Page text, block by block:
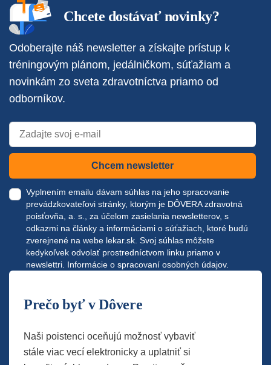
Chcete dostávať novinky?
Odoberajte náš newsletter a získajte prístup k
tréningovým plánom, jedálničkom, súťažiam a
novinkám zo sveta zdravotníctva priamo od
odborníkov.
Chcem newsletter
Vyplnením emailu dávam súhlas na jeho spracovanie
prevádzkovateľovi stránky, ktorým je DÔVERA zdravotná
poisťovňa, a. s., za účelom zasielania newsletterov, s
odkazmi na články a informáciami o súťažiach, ktoré budú
zverejnené na webe lekar.sk . Svoj súhlas môžete
kedykoľvek odvolať prostredníctvom linku priamo v
newslettri. Informácie o spracovaní osobných údajov.
Prečo byť v Dôvere
Naši poistenci oceňujú možnosť vybaviť
stále viac vecí elektronicky a uplatniť si